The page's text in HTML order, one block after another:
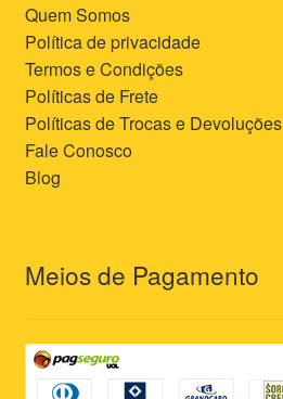
Quem Somos
Política de privacidade
Termos e Condições
Políticas de Frete
Políticas de Trocas e Devoluções
Fale Conosco
Blog
Meios de Pagamento